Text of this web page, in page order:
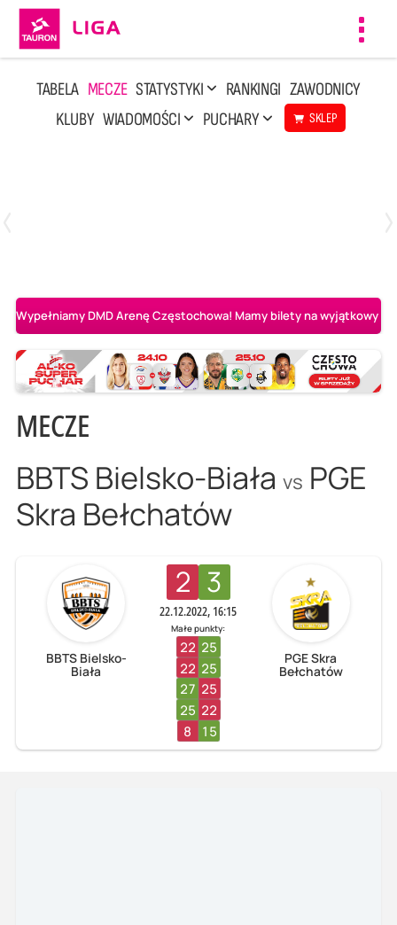
TABELA MECZE STATYSTYKI RANKINGI ZAWODNICY
KLUBY WIADOMOŚCI PUCHARY SKLEP
Wypełniamy DMD Arenę Częstochowa! Mamy bilety na wyjątkowy
MECZE
BBTS Bielsko-Biała vs PGE
Skra Bełchatów
BBTS Bielsko-
Biała
2 3
22.12.2022, 16:15
Małe punkty:
22 25
22 25
27 25
25 22
8
15
PGE Skra
Bełchatów